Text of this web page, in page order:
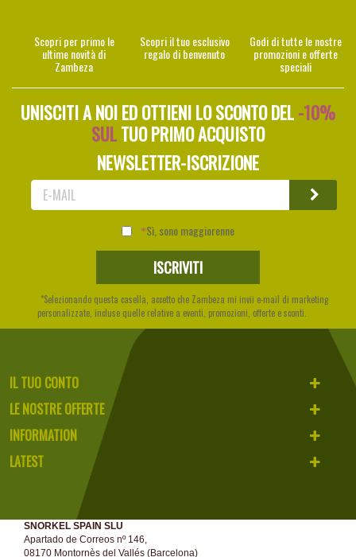
Scopri per primo le
ultime novità di
Zambeza
Scopri il tuo esclusivo
regalo di benvenuto
Godi di tutte le nostre
promozioni e offerte
speciali
UNISCITI A NOI ED OTTIENI LO SCONTO DEL-10%
SULTUO PRIMO ACQUISTO
NEWSLETTER-ISCRIZIONE
Sì, sono maggiorenne
*Selezionando questa casella, accetto che Zambeza mi invii e-mail di marketing
personalizzate, incluse quelle relative a eventi, promozioni, offerte e sconti.
IL TUO CONTO
LE NOSTRE OFFERTE
INFORMATION
LATEST
SNORKEL SPAIN SLU
Apartado de Correos nº 146,
08170 Montornès del Vallés (Barcelona)